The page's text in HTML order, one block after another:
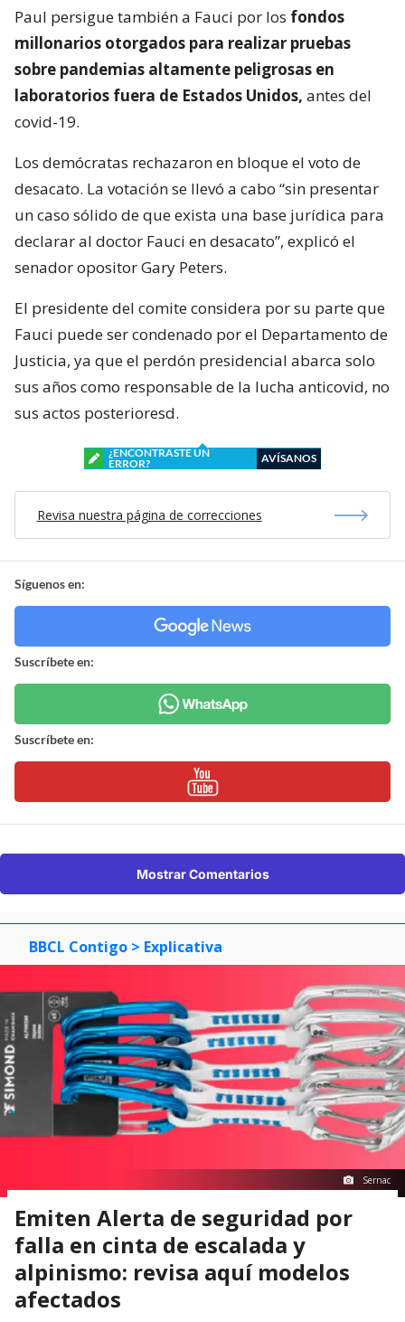
Paul persigue también a Fauci por los fondos
millonarios otorgados para realizar pruebas
sobre pandemias altamente peligrosas en
laboratorios fuera de Estados Unidos, antes del
covid-19.
Los demócratas rechazaron en bloque el voto de
desacato. La votación se llevó a cabo “sin presentar
un caso sólido de que exista una base jurídica para
declarar al doctor Fauci en desacato”, explicó el
senador opositor Gary Peters.
El presidente del comite considera por su parte que
Fauci puede ser condenado por el Departamento de
Justicia, ya que el perdón presidencial abarca solo
sus años como responsable de la lucha anticovid, no
sus actos posterioresd.
¿ENCONTRASTE UN
ERROR?
AVÍSANOS
Revisa nuestra página de correcciones
Síguenos en:
Suscríbete en:
Suscríbete en:
Mostrar Comentarios
BBCL Contigo > Explicativa
Sernac
Emiten Alerta de seguridad por
falla en cinta de escalada y
alpinismo: revisa aquí modelos
afectados